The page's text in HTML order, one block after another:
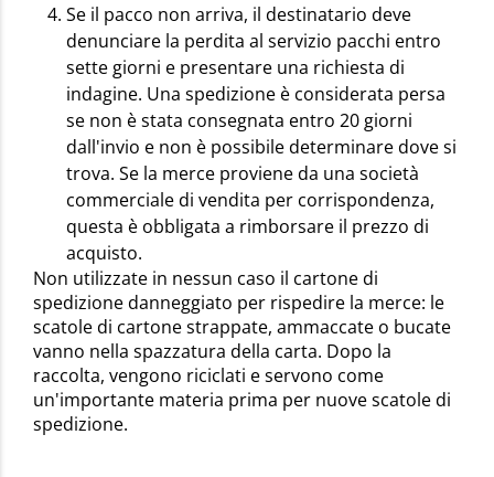
Se il pacco non arriva, il destinatario deve
denunciare la perdita al servizio pacchi entro
sette giorni e presentare una richiesta di
indagine. Una spedizione è considerata persa
se non è stata consegnata entro 20 giorni
dall'invio e non è possibile determinare dove si
trova. Se la merce proviene da una società
commerciale di vendita per corrispondenza,
questa è obbligata a rimborsare il prezzo di
acquisto.
Non utilizzate in nessun caso il cartone di
spedizione danneggiato per rispedire la merce: le
scatole di cartone strappate, ammaccate o bucate
vanno nella spazzatura della carta. Dopo la
raccolta, vengono riciclati e servono come
un'importante materia prima per nuove scatole di
spedizione.